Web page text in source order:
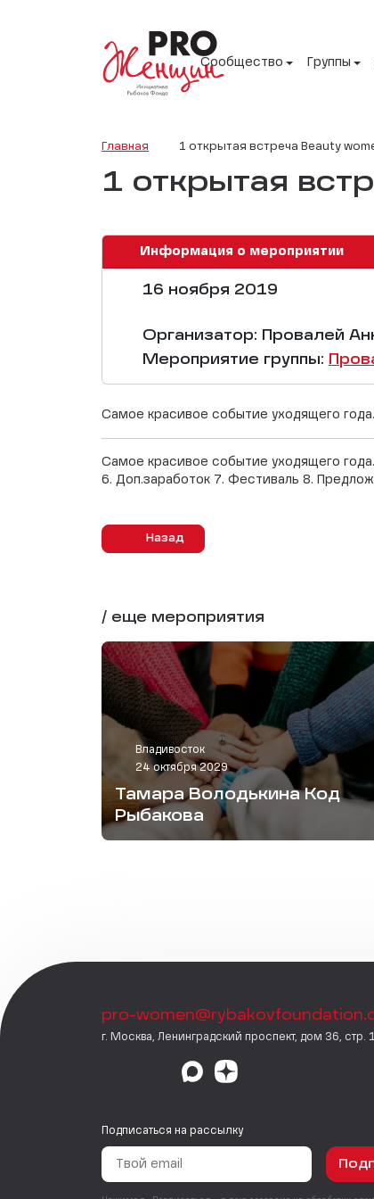
Сообщество Группы
Главная 1 открытая встреча Beauty
1 открытая
Информация о мероприятии
16 ноября 2019
Организатор: Провалей
Мероприятие группы:
Самое красивое событие уходящего года.
Самое красивое событие уходящего
6. Доп.заработок 7. Фестиваль 8.
Назад
/ еще мероприятия
Владивосток
24 октября 2029
Тамара Володькина Код
Рыбакова
pro-
г. Москва, Ленинградский проспект, дом 36, стр.
Подписаться на рассылку